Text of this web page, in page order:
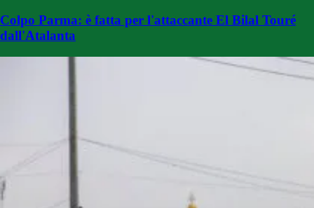
Colpo Parma: è fatta per l'attaccante El Bilal Touré
dall'Atalanta